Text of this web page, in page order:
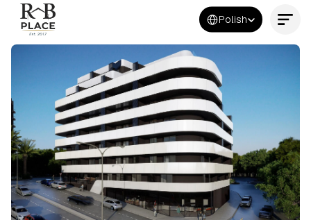
Select Language
Polish
Kontakt